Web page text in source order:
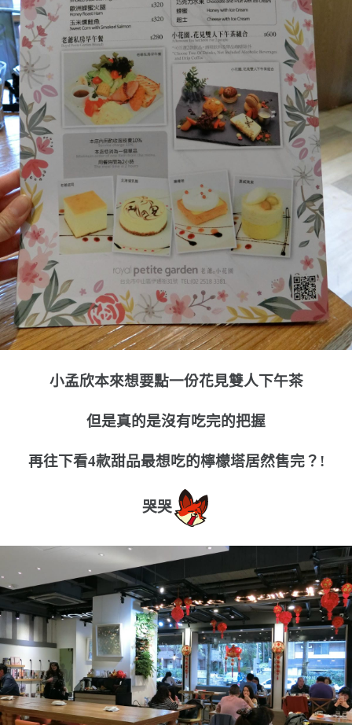
小孟欣本來想要點一份花見雙人下午茶
但是真的是沒有吃完的把握
再往下看4款甜品最想吃的檸檬塔居然售完？!
哭哭